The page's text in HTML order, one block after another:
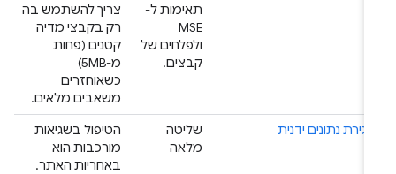
תאימות ל-
MSE
ולפלחים של
קבצים.
צריך להשתמש בה
רק בקבצי מדיה
קטנים (פחות
מ-5MB)
כשאוחזרים
משאבים מלאים.
אגירת נתונים ידנית
שליטה
מלאה
הטיפול בשגיאות
מורכבות הוא
באחריות האתר.